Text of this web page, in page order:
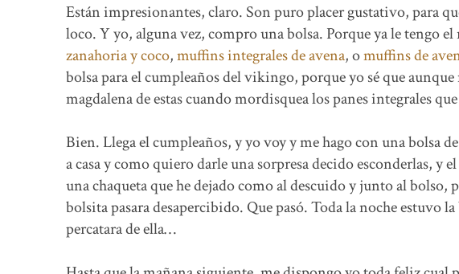
Están impresionantes, claro. Son puro placer gustativo, para
loco. Y yo, alguna vez, compro una bolsa. Porque ya le tengo
zanahoria y coco,muffins integrales de avena, omuffins de
bolsa para el cumpleaños del vikingo, porque yo sé que
magdalena de estas cuando mordisquea los panes integrales
Bien. Llega el cumpleaños, y yo voy y me hago con una bolsa
a casa y como quiero darle una sorpresa decido esconderlas, y
una chaqueta que he dejado como al descuido y junto al bolso,
bolsita pasara desapercibido. Que pasó. Toda la noche estuvo
percatara de ella…